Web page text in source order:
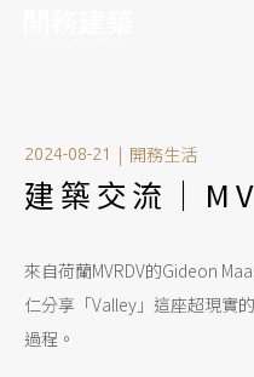
2024-08-21 | 開務生活
建築交流｜
來自荷蘭MVRDV的Gideon
仁分享「Valley」這座超現實
過程。